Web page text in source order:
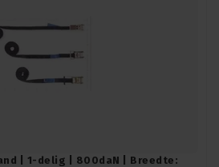
| 1-delig | 800daN | Breedte: